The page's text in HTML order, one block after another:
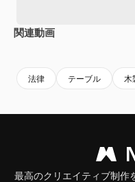
関連動画
法律 テーブル 木
最高のクリエイティブ制作